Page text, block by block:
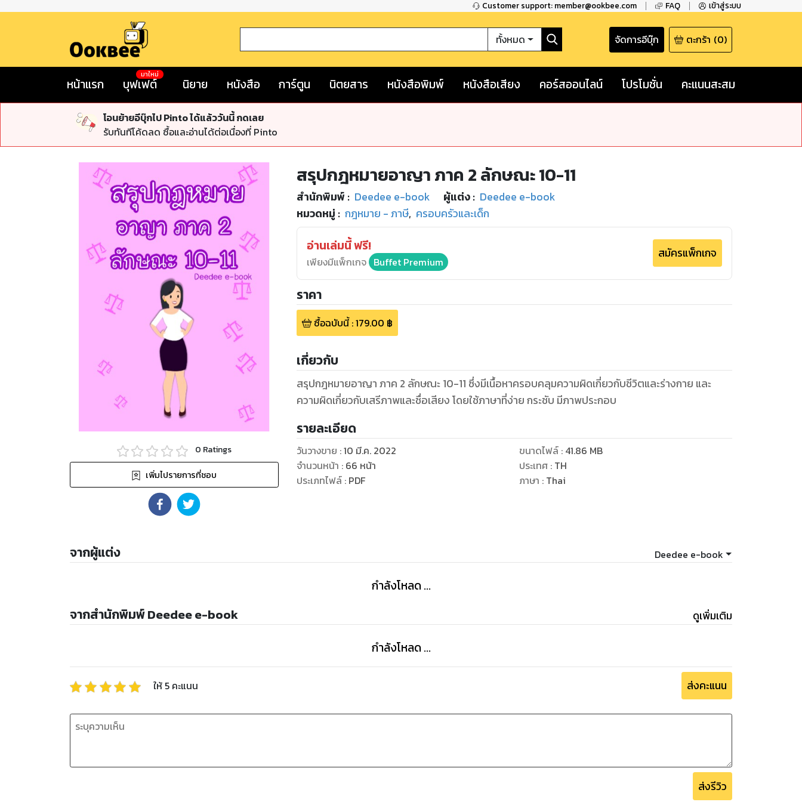
Customer support: member@ookbee.com FAQ เข้าสู่ระบบ
ทั้งหมด จัดการอีบุ๊ก ตะกร้า (0)
หน้าแรก บุฟเฟต์
มาใหม่
นิยาย หนังสือ การ์ตูน นิตยสาร หนังสือพิมพ์ หนังสือเสียง คอร์สออนไลน์ โปรโมชั่น คะแนนสะสม
โอนย้ายอีบุ๊กไป Pinto ได้แล้ววันนี้ กดเลย
รับทันทีโค้ดลด ซื้อและอ่านได้ต่อเนื่องที่ Pinto
0 Ratings
เพิ่มไปรายการที่ชอบ
สรุปกฎหมายอาญา ภาค 2 ลักษณะ 10-11
สำนักพิมพ์ : Deedee e-book ผู้แต่ง : Deedee e-book
หมวดหมู่ : กฎหมาย - ภาษี, ครอบครัวและเด็ก
อ่านเล่มนี้ ฟรี!
เพียงมีแพ็กเกจ Buffet Premium
สมัครแพ็กเกจ
ราคา
ซื้อฉบับนี้:179.00 ฿
เกี่ยวกับ
สรุปกฎหมายอาญา ภาค 2 ลักษณะ 10-11 ซึ่งมีเนื้อหาครอบคลุมความผิดเกี่ยวกับชีวิตและร่างกาย และ
ความผิดเกี่ยวกับเสรีภาพและชื่อเสียง โดยใช้ภาษาที่ง่าย กระชับ มีภาพประกอบ
รายละเอียด
วันวางขาย :10 มี.ค. 2022
จำนวนหน้า : 66 หน้า
ประเภทไฟล์: PDF
ขนาดไฟล์: 41.86 MB
ประเทศ : TH
ภาษา : Thai
จากผู้แต่ง Deedee e-book
กำลังโหลด ...
จากสำนักพิมพ์ Deedee e-book ดูเพิ่มเติม
กำลังโหลด ...
ให้ 5 คะแนน ส่งคะแนน
ส่งรีวิว